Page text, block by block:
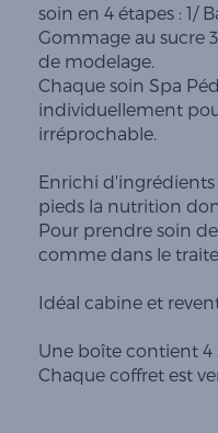
soin en 4 étapes : 1/
Gommage au sucre
de modelage.
Chaque soin Spa
individuellement
irréprochable.
Enrichi
pieds la nutrition
Pour prendre soin
comme dans le
Idéal cabine et
Une boîte contient 4
Chaque coffret est